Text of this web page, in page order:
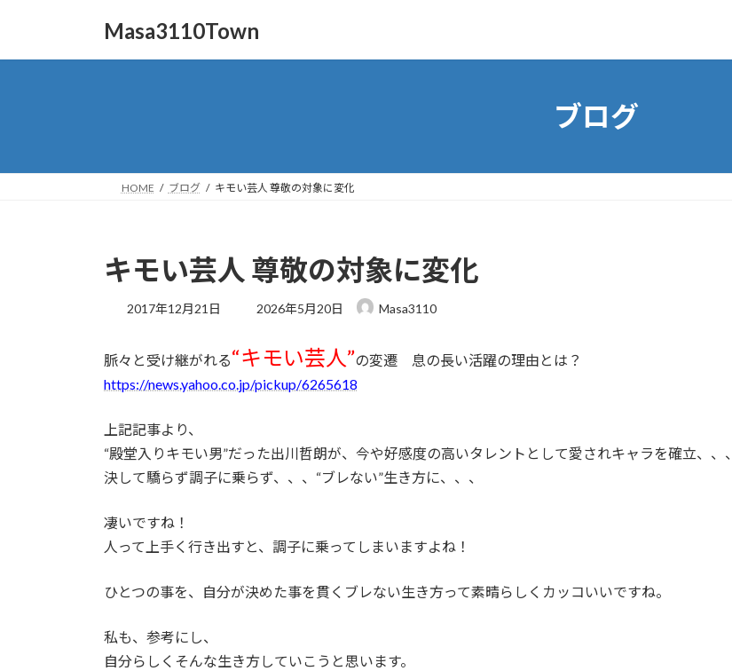
Masa3110Town
ブログ
HOME ブログ キモい芸人 尊敬の対象に変化
キモい芸人 尊敬の対象に変化
2017年12月21日
最
新
時
2026年5月20日 Masa3110
脈々と受け継がれる“キモい芸人”の変遷 息の長い活躍の理由とは？
https://news.yahoo.co.jp/pickup/6265618
上記記事より、
“殿堂入りキモい男”だった出川哲朗が、今や好感度の高いタレントとして愛されキャラを確立、、、
決して驕らず調子に乗らず、、、“ブレない”生き方に、、、
凄いですね！
人って上手く行き出すと、調子に乗ってしまいますよね！
ひとつの事を、自分が決めた事を貫くブレない生き方って素晴らしくカッコいいですね。
私も、参考にし、
自分らしくそんな生き方していこうと思います。